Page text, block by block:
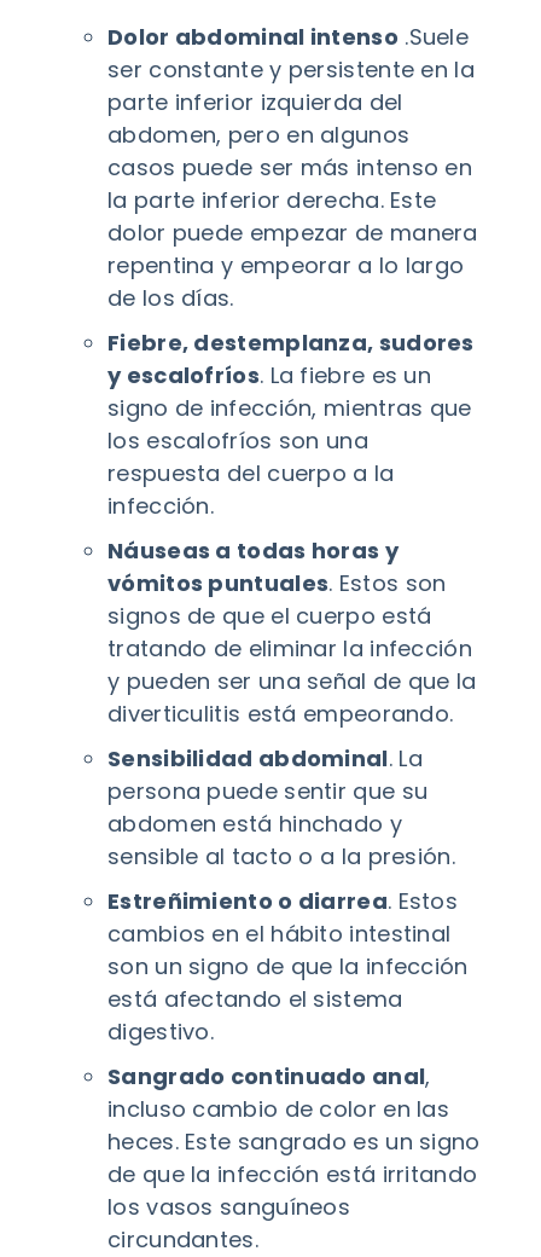
Dolor abdominal intenso .Suele
ser constante y persistente en la
parte inferior izquierda del
abdomen, pero en algunos
casos puede ser más intenso en
la parte inferior derecha. Este
dolor puede empezar de manera
repentina y empeorar a lo largo
de los días.
Fiebre, destemplanza, sudores
y escalofríos. La fiebre es un
signo de infección, mientras que
los escalofríos son una
respuesta del cuerpo a la
infección.
Náuseas a todas horas y
vómitos puntuales. Estos son
signos de que el cuerpo está
tratando de eliminar la infección
y pueden ser una señal de que la
diverticulitis está empeorando.
Sensibilidad abdominal. La
persona puede sentir que su
abdomen está hinchado y
sensible al tacto o a la presión.
Estreñimiento o diarrea. Estos
cambios en el hábito intestinal
son un signo de que la infección
está afectando el sistema
digestivo.
Sangrado continuado anal,
incluso cambio de color en las
heces. Este sangrado es un signo
de que la infección está irritando
los vasos sanguíneos
circundantes.